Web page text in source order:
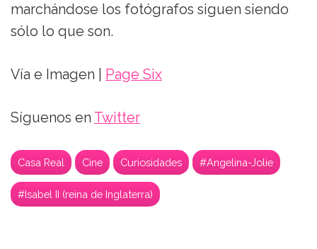
marchándose los fotógrafos siguen siendo
sólo lo que son.
Vía e Imagen | Page Six
Síguenos en Twitter
Casa Real Cine Curiosidades #Angelina-Jolie
#Isabel II (reina de Inglaterra)